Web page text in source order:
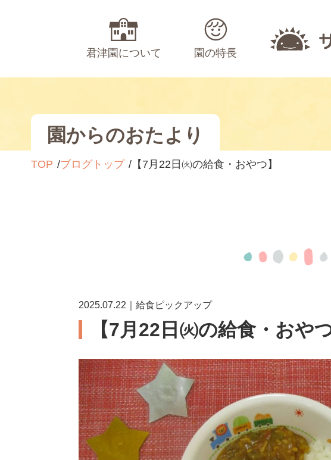
君津園について 園の特長
園からのおたより
TOP ブログトップ 【7月22日㈫の給食・おやつ】
2025.07.22｜給食ピックアップ
【7月22日㈫の給食・おやつ